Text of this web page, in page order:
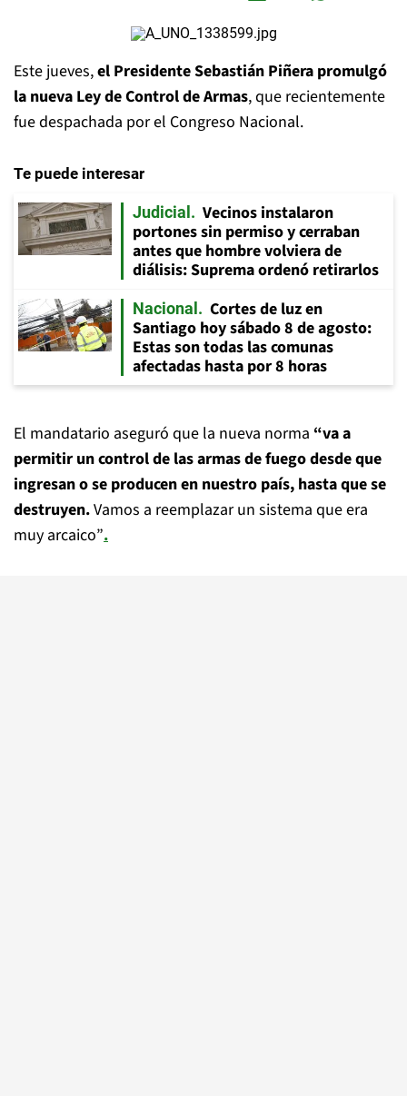
Este jueves,el Presidente Sebastián Piñera promulgó
la nueva Ley de Control de Armas, que recientemente
fue despachada por el Congreso Nacional.
Te puede interesar
Judicial
Vecinos instalaron
portones sin permiso y cerraban
antes que hombre volviera de
diálisis: Suprema ordenó retirarlos
Nacional
Cortes de luz en
Santiago hoy sábado 8 de agosto:
Estas son todas las comunas
afectadas hasta por 8 horas
El mandatario aseguró que la nueva norma “va a
permitir un control de las armas de fuego desde que
ingresan o se producen en nuestro país, hasta que se
destruyen.Vamos a reemplazar un sistema que era
muy arcaico”.